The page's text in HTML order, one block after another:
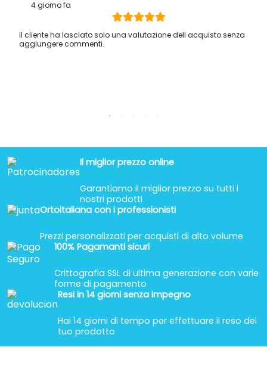
que hay sillas de ruedas que pesan hasta
al usuario. Así que para evitar accidentes es mejor ir sobre
seguro en cuanto a la resistencia.
En cuanto sea más larga la rampa más fácil será para la
persona subirla. Hay que aprovechar al máximo el espacio
Visítanos en nuestra web y disfruta de la mejor calidad
garantizada.
¿A qué esperas para tener tu rampa de aluminio?
4 giorno fa
il cliente ha lasciato solo una valutazione dell acquisto senza
aggiungere commenti.
Il miglior prezzo online
Garantiamo il miglior prezzo su tutti i
nostri prodotti
Ortoitaliana con i professionisti
Prezzi personalizzati per acquisti di alto volume
100% Pagamanti sicuri
Crittografia SSL di ultima generazione con varie
forme di pagamento
Resi in 14 giorni senza impegno
Hai 14 giorni di tempo per effettuare il reso del
tuo prodotto